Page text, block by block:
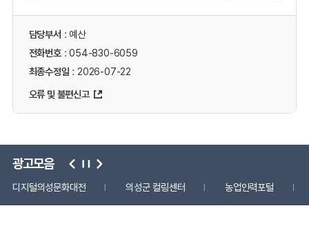
담당부서 : 예산
전화번호: 054-830-6059
최종수정일 : 2026-07-22
오류 및 불편신고
광고모음
디지털의성문화대전 의성군 컬링센터 농업인력포털